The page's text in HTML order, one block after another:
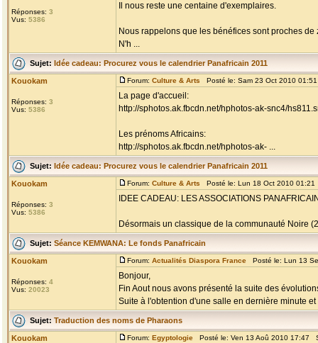
Réponses: 3
Vus: 5386
Il nous reste une centaine d'exemplaires.
Nous rappelons que les bénéfices sont proches
N'h ...
Sujet: Idée cadeau: Procurez vous le calendrier Panafricain 2011
Kouokam
Réponses: 3
Vus: 5386
Forum: Culture & Arts Posté le: Sam 23 Oct 2010
La page d'accueil:
http://sphotos.ak.fbcdn.net/hphotos-ak-snc4/
Les prénoms Africains:
http://sphotos.ak.fbcdn.net/hphotos-ak- ...
Sujet: Idée cadeau: Procurez vous le calendrier Panafricain 2011
Kouokam
Réponses: 3
Vus: 5386
Forum: Culture & Arts Posté le: Lun 18 Oct 2010
IDEE CADEAU: LES ASSOCIATIONS
Désormais un classique de la communauté Noire
Sujet: Séance KEMWANA: Le fonds Panafricain
Kouokam
Réponses: 4
Vus: 20023
Forum: Actualités Diaspora France Posté le: Lun 13
Bonjour,
Fin Aout nous avons présenté la suite des
Suite à l'obtention d'une salle en dernière minute
Sujet: Traduction des noms de Pharaons
Kouokam Forum: Egyptologie Posté le: Ven 13 Aoû 2010 17:47